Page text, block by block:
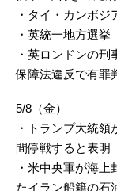
・タイ・カンボジ
・英統一地方選挙
・英ロンドンの
保障法違反で有罪
5/8（金）
・トランプ大統
間停戦すると表明
・米中央軍が海
たイラン船籍の石